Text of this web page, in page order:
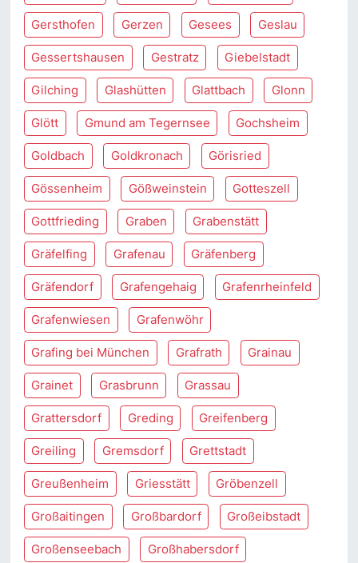
Gersthofen Gerzen Gesees Geslau
Gessertshausen Gestratz Giebelstadt
Gilching Glashütten Glattbach Glonn
Glött Gmund am Tegernsee Gochsheim
Goldbach Goldkronach Görisried
Gössenheim Gößweinstein Gotteszell
Gottfrieding Graben Grabenstätt
Gräfelfing Grafenau Gräfenberg
Gräfendorf Grafengehaig Grafenrheinfeld
Grafenwiesen Grafenwöhr
Grafing bei München Grafrath Grainau
Grainet Grasbrunn Grassau
Grattersdorf Greding Greifenberg
Greiling Gremsdorf Grettstadt
Greußenheim Griesstätt Gröbenzell
Großaitingen Großbardorf Großeibstadt
Großenseebach Großhabersdorf